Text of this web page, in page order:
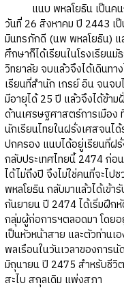
แนบ พหลโยธิน เป็นคนก
วันที่ 26 สิงหาคม ปี 2443 เ
มินทรภักดี (นพ พหลโยธิน)
ศึกษาก็ได้เรียนในโรงเรียนมั
วิทยาลัย จบแล้วจึงได้เดินทา
เรียนที่สำนัก เกรย์ อิน จนจ
มีอายุได้ 25 ปี แล้วจึงได้ข้าม
ด้านเศรษฐศาสตร์การเมือง
นักเรียนไทยในฝรั่งเศสจนไ
ปกครอง แนบได้อยู่เรียนที่ฝ
กลับประเทศไทยนี้ 2474 ก่อ
ได้ไม่ถึงปี จึงไม่ใช่คนที่จะไป
พหลโยธิน กลับมาแล้วได้เข้า
กันยายน ปี 2474 ได้เริ่มฝึก
กลุ่มผู้ก่อการฯตลอดมา โดย
เป็นหัวหน้าสาย และตัวท่าน
พลเรือนในวันเวลาของการ
มิถุนายน ปี 2475 สำหรับชี
สะไบ สกุลเดิม แพ่งสภา